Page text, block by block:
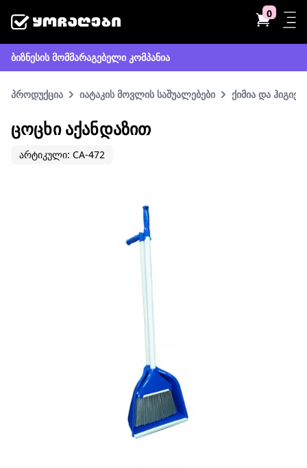
0
ბიზნესის მომმარაგებელი კომპანია
პროდუქცია იატაკის მოვლის საშუალებები ქიმია და ჰიგიენა
ᲪᲝᲪᲮᲘ ᲐᲥᲐᲜᲓᲐᲖᲘᲗ
არტიკული: CA-472